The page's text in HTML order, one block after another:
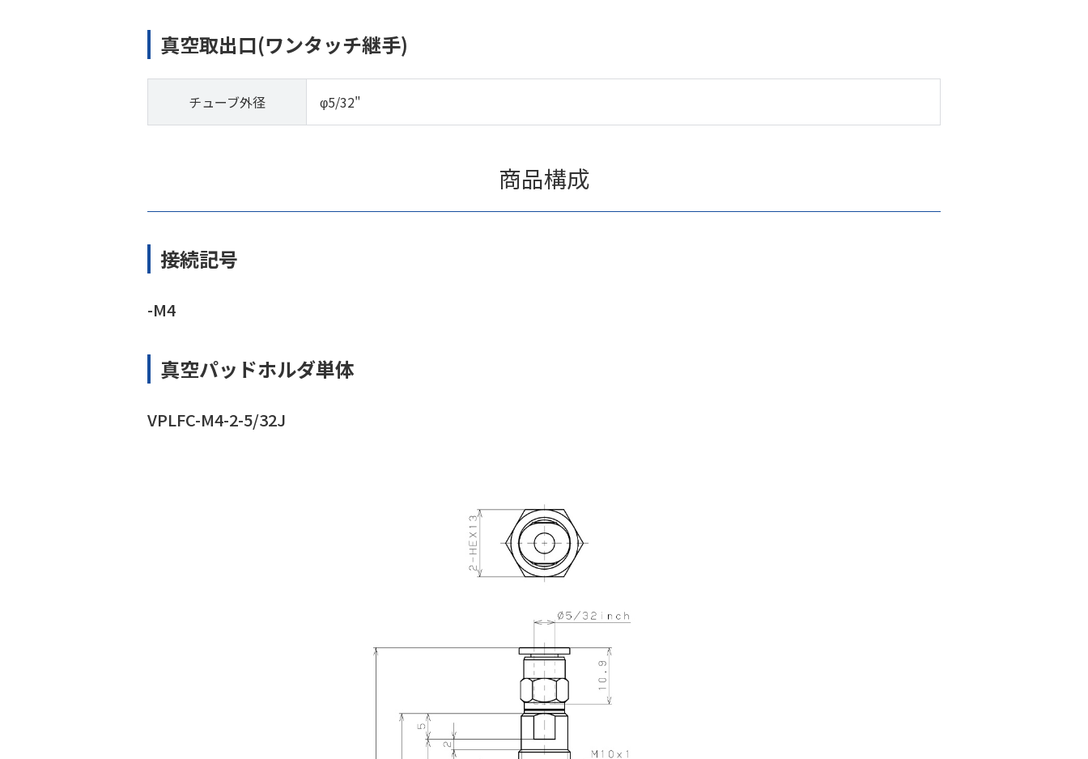
真空取出口(ワンタッチ継手)
チューブ外径 φ5/32"
商品構成
接続記号
-M4
真空パッドホルダ単体
VPLFC-M4-2-5/32J